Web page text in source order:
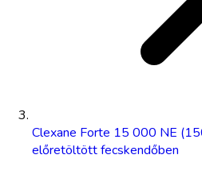
Clexane Forte 15 000 NE
előretöltött fecskendőben